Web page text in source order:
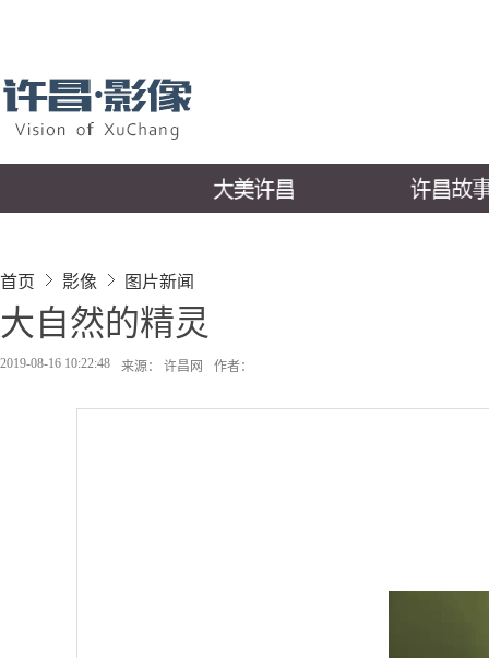
首页 影像 图片新闻
大自然的精灵
2019-08-16 10:22:48 来源： 许昌网 作者：